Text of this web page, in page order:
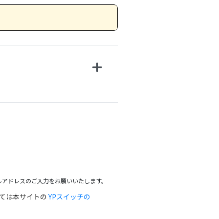
ドレスのご入力をお願いいたします。
は本サイトのYPスイッチの